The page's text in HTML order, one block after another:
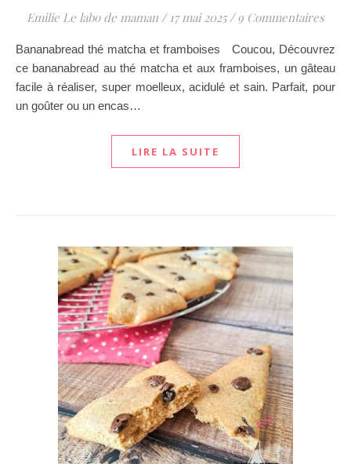
Emilie Le labo de maman / 17 mai 2025 / 9 Commentaires
Bananabread thé matcha et framboises Coucou, Découvrez
ce bananabread au thé matcha et aux framboises, un gâteau
facile à réaliser, super moelleux, acidulé et sain. Parfait, pour
un goûter ou un encas…
LIRE LA SUITE